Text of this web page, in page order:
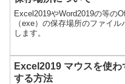
Excel2019やWord2019の等の
（exe）の保存場所のファイ
します。
Excel2019 マウスを使
する方法